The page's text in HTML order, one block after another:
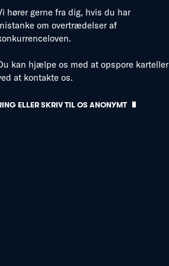
hører gerne fra dig, hvis du har
om overtrædelser af
kan hjælpe os med at opspore karteller
at kontakte os.
ELLER SKRIV TIL OS ANONYMT